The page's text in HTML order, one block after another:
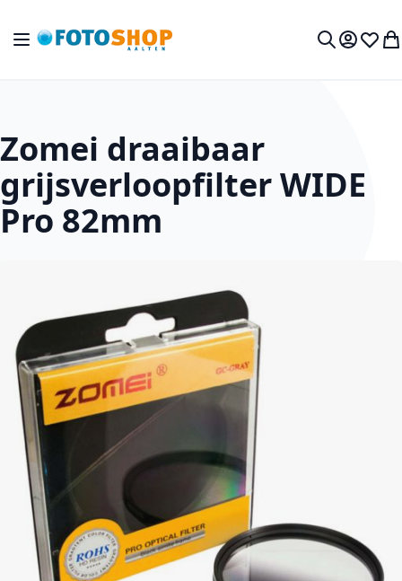
Toggle Nav
Mijn
Zomei draaibaar
grijsverloopfilter WIDE
Pro 82mm